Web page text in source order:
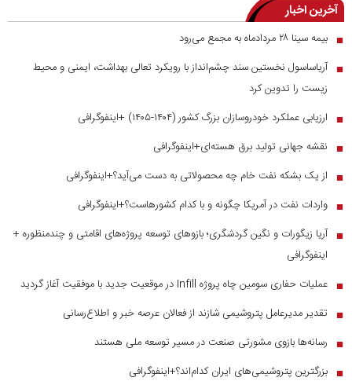
آخرین اخبار
■ بیمه سینا ۲۸ مردادماه به مجمع می‌رود
■ آریاساسول نخستین سند چشم‌انداز با رویکرد تعالی بهداشت، ایمنی و محیط
زیست را تدوین کرد
■ ارزیابی عملکرد خودروسازان بزرگ کشور (۱۴۰۴-۱۴۰۵) +اینفوگرافی
■ نقشه جهانی تولید برق هسته‌ای+اینفوگرافی
■ از یک بشکه نفت خام چه محصولاتی به دست می‌آید؟+اینفوگرافی
■ واردات نفت در آمریکا چگونه و با کدام کشورهاست؟+اینفوگرافی
■ آریا زیگورات و نگین گردشگری؛ بازوهای توسعه پروژه‌های اقامتی و چندمنظوره +
اینفوگرافی
■ عملیات حفاری سومین چاه پروژه Infill در موقعیت جدید با موفقیت آغاز گردید
■ تقدیر مدیرعامل پتروشیمی شازند از فعالان عرصه خبر و اطلاع‌رسانی
■ رسانه‌ها بازوی مشورتی صنعت در مسیر توسعه ملی هستند
■ بزرگترین پتروشیمی‌های ایران کدام‌اند؟+اینفوگرافی